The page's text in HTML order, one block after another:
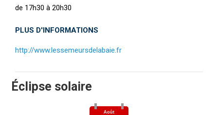
de 17h30 à 20h30
PLUS D'INFORMATIONS
http://www.lessemeursdelabaie.fr
Éclipse solaire
Août